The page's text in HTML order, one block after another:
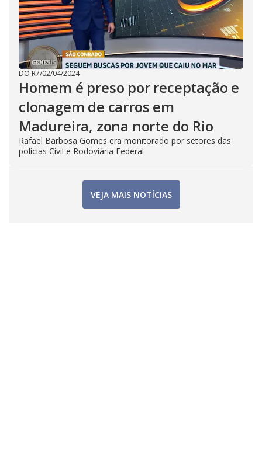
DO R7/02/04/2024
Homem é preso por receptação e
clonagem de carros em
Madureira, zona norte do Rio
Rafael Barbosa Gomes era monitorado por setores das
polícias Civil e Rodoviária Federal
VEJA MAIS NOTÍCIAS